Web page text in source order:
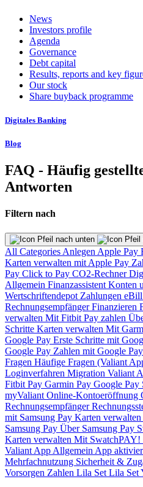
News
Investors profile
Agenda
Governance
Debt capital
Results, reports and key
Our stock
Share buyback programme
Digitales Banking
Blog
FAQ - Häufig
Antworten
Filtern nach
All Categories Anlegen Apple Pay
Karten verwalten mit Apple Pay
Pay Click to Pay CO2-Rechner
Allgemein Finanzassistent Konten
Wertschriftendepot Zahlungen eBill
RechnungsempfängerFinanzieren
verwalten Mit Fitbit Pay zahlen
Schritte Karten verwalten Mit
Google Pay Erste Schritte mit
Google Pay Zahlen mit Google Pay
Fragen Häufige Fragen (Valiant
Loginverfahren Migration Valiant
Fitbit Pay Garmin Pay Google Pay
myValiant Online-Kontoeröffnung
Rechnungsempfänger
mit Samsung Pay Karten
Samsung Pay Über Samsung Pay
Karten verwalten Mit SwatchPAY!
Valiant App Allgemein App
Mehrfachnutzung Sicherheit &
Vorsorgen Zahlen Lila Set Lila Set